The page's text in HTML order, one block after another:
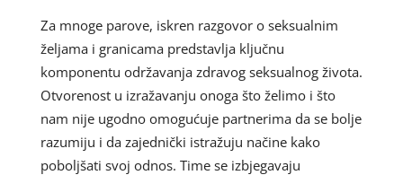
Za mnoge parove, iskren razgovor o seksualnim
željama i granicama predstavlja ključnu
komponentu održavanja zdravog seksualnog života.
Otvorenost u izražavanju onoga što želimo i što
nam nije ugodno omogućuje partnerima da se bolje
razumiju i da zajednički istražuju načine kako
poboljšati svoj odnos. Time se izbjegavaju